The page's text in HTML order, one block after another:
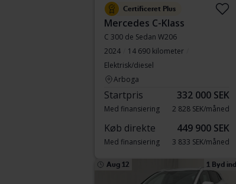
Certificeret Plus
Mercedes C-Klass
C 300 de Sedan W206
2024
14 690 kilometer
Elektrisk/diesel
Arboga
Startpris 332 000 SEK
Med finansiering 2 828 SEK/måned
Køb direkte 449 900 SEK
Med finansiering 3 833 SEK/måned
Aug 12 1 Byd ind